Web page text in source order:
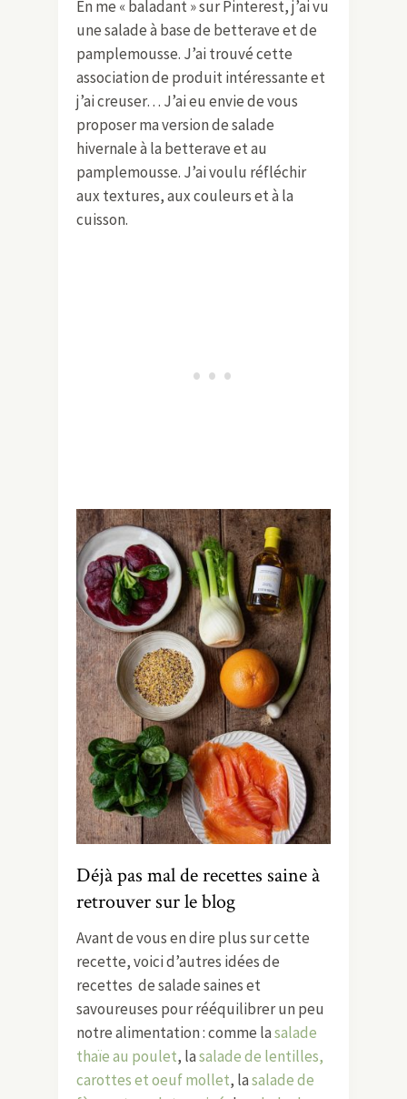
En me « baladant » sur Pinterest, j’ai vu
une salade à base de betterave et de
pamplemousse. J’ai trouvé cette
association de produit intéressante et
j’ai creuser… J’ai eu envie de vous
proposer ma version de salade
hivernale à la betterave et au
pamplemousse. J’ai voulu réfléchir
aux textures, aux couleurs et à la
cuisson.
Déjà pas mal de recettes saine à
retrouver sur le blog
Avant de vous en dire plus sur cette
recette, voici d’autres idées de
recettes de salade saines et
savoureuses pour rééquilibrer un peu
notre alimentation : comme lasalade
thaïe au poulet, lasalade de lentilles,
carottes et oeuf mollet, lasalade de